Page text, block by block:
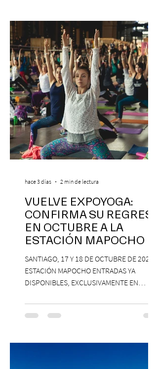
VUELVE EXPOYOGA:
CONFIRMA SU REGRESO
EN OCTUBRE A LA
ESTACIÓN MAPOCHO
SANTIAGO, 17 Y 18 DE OCTUBRE DE 2026,
ESTACIÓN MAPOCHO ENTRADAS YA
DISPONIBLES, EXCLUSIVAMENTE EN
con una edición renovada que reunirá
yoga, bienestar y vida consciente, con la
Antonella Orsini, Yoga Woman y más
hace 3 días 2 min de lectura